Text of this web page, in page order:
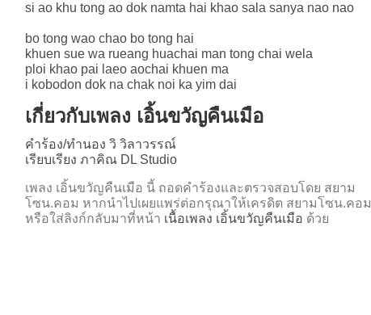
si ao khu tong ao dok namta hai khao sala sanya nao nao
bo tong wao chao bo tong hai
khuen sue wa rueang huachai man tong chai wela
ploi khao pai laeo aochai khuen ma
i kobodon dok na chak noi ka yim dai
เกี่ยวกับเพลง เอิ้นขวัญคืนเมือ
คำร้อง/ทำนอง วิ วิลาวรรณ์
เรียบเรียง ภาคิณ DL Studio
เพลง เอิ้นขวัญคืนเมือ นี้ ถอดคำร้องและตรวจสอบโดย สยาม
โซน.คอม หากนำไปเผยแพร่ต่อกรุณาให้เครดิต สยามโซน.คอม
หรือใส่ลิงก์กลับมาที่หน้า เนื้อเพลง เอิ้นขวัญคืนเมือ ด้วย